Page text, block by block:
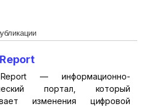
— информационно-
портал, который
изменения цифровой